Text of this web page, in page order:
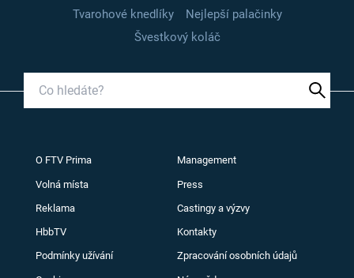
Tvarohové knedlíky
Nejlepší palačinky
Švestkový koláč
O FTV Prima Management
Volná místa Press
Reklama Castingy a výzvy
HbbTV Kontakty
Podmínky užívání Zpracování osobních údajů